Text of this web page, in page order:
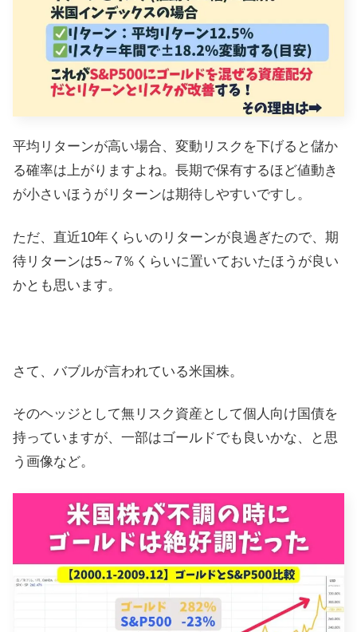
平均リターンが高い場合、変動リスクを下げると儲か
る確率は上がりますよね。長期で保有するほど値動き
が小さいほうがリターンは期待しやすいですし。
ただ、直近10年くらいのリターンが良過ぎたので、期
待リターンは5～7％くらいに置いておいたほうが良い
かとも思います。
さて、バブルが言われている米国株。
そのヘッジとして無リスク資産として個人向け国債を
持っていますが、一部はゴールドでも良いかな、と思
う画像など。